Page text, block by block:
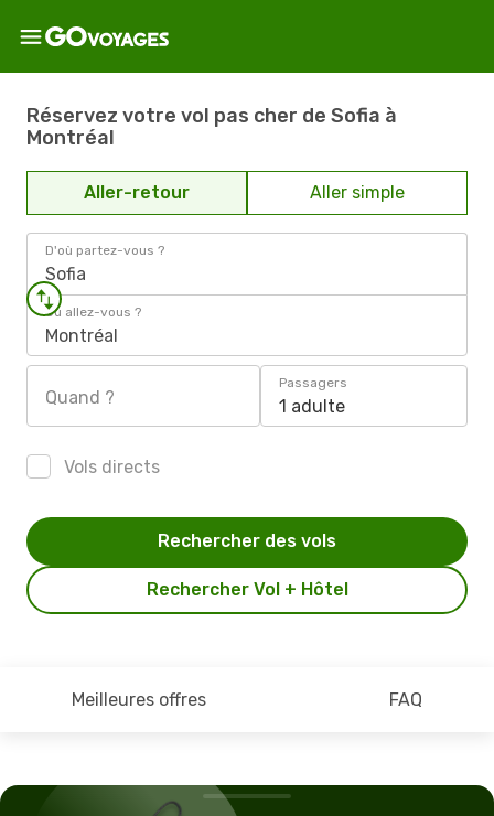
Réservez votre vol pas cher de Sofia à
Montréal
Aller-retour Aller simple
D'où partez-vous ?
Sofia
Où allez-vous ?
Montréal
Quand ?
Passagers
1 adulte
Vols directs
Rechercher Vol + Hôtel
Rechercher des vols
Meilleures offres FAQ